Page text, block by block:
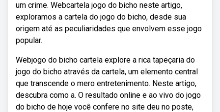
um crime. Webcartela jogo do bicho neste artigo,
exploramos a cartela do jogo do bicho, desde sua
origem até as peculiaridades que envolvem esse jogo
popular.
Webjogo do bicho cartela explore a rica tapeçaria do
jogo do bicho através da cartela, um elemento central
que transcende o mero entretenimento. Neste artigo,
descubra como a. O resultado online e ao vivo do jogo
do bicho de hoje você confere no site deu no poste,